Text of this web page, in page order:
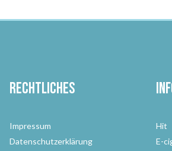
Rechtliches
Impressum
Datenschutzerklärung
Hit
E-